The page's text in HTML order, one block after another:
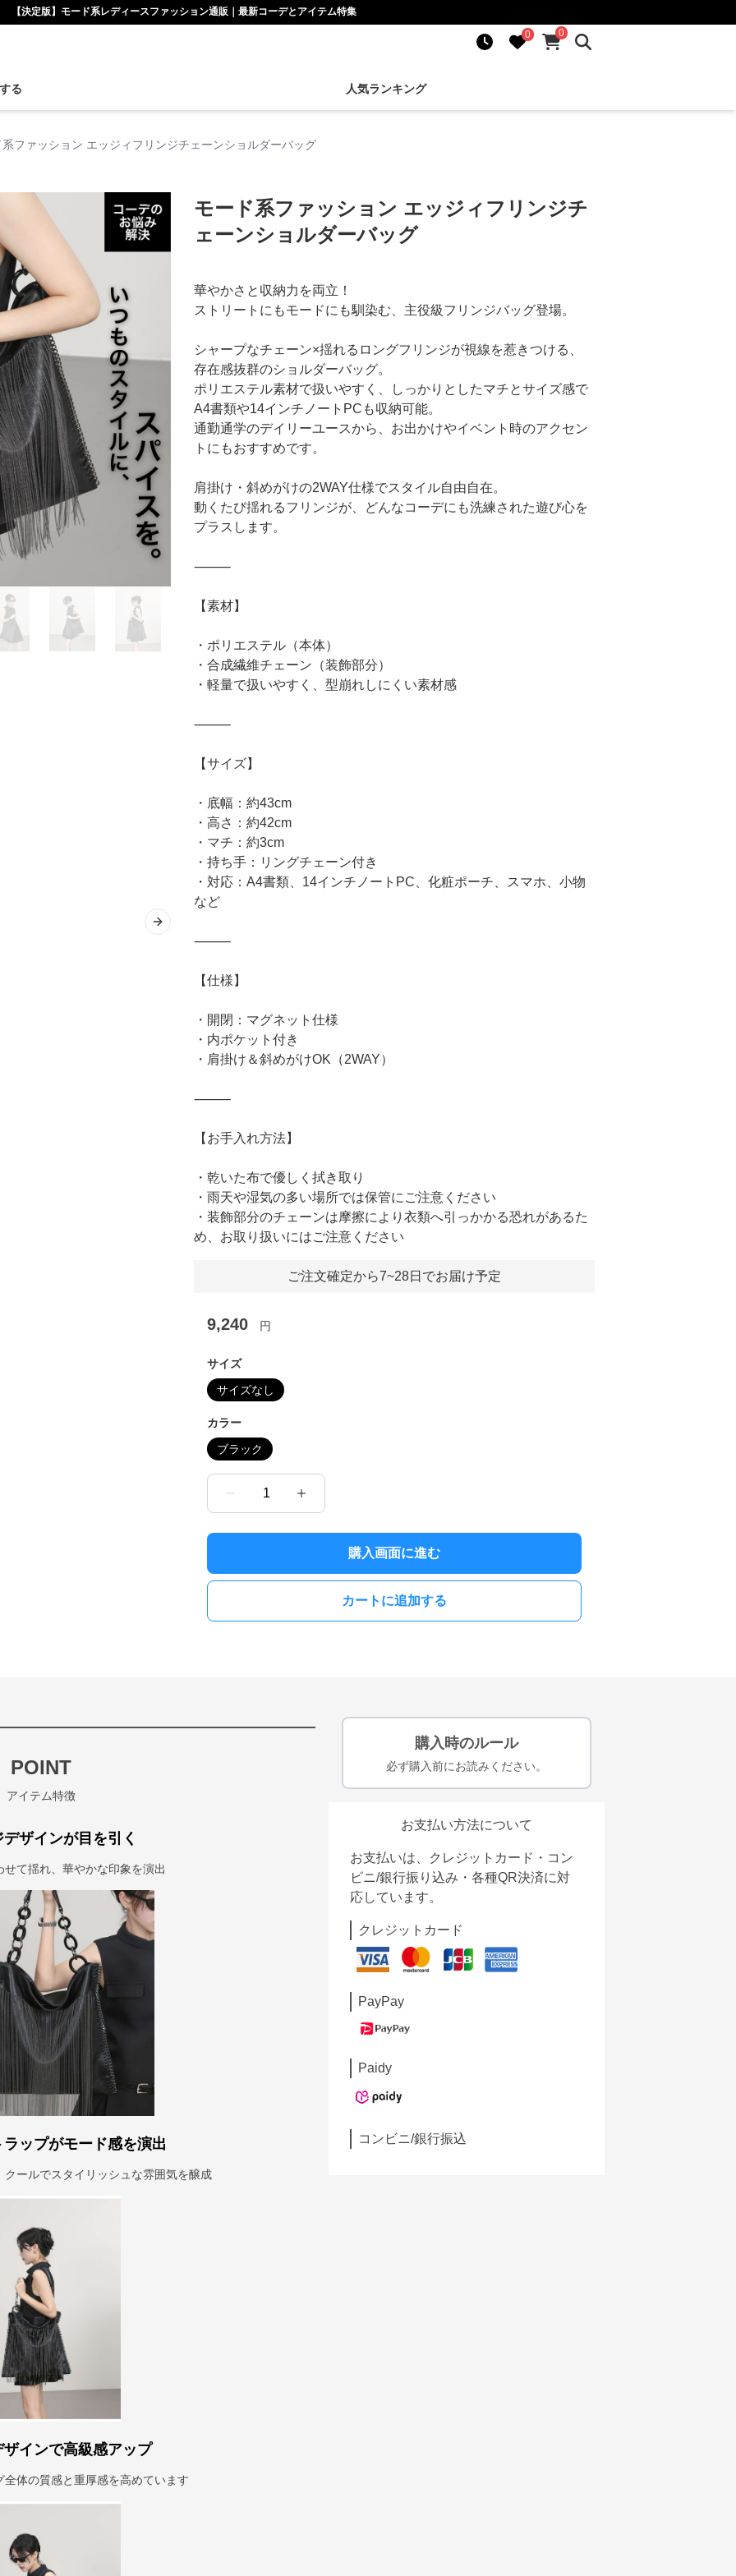
【決定版】モード系レディースファッション通販｜最新コーデとアイテム特集
0
0
る 人気ランキング
系ファッション エッジィフリンジチェーンショルダーバッグ
Next slide
モード系ファッション エッジィフリンジチ
ェーンショルダーバッグ
華やかさと収納力を両立！
ストリートにもモードにも馴染む、主役級フリンジバッグ登場。
シャープなチェーン×揺れるロングフリンジが視線を惹きつける、
存在感抜群のショルダーバッグ。
ポリエステル素材で扱いやすく、しっかりとしたマチとサイズ感で
A4書類や14インチノートPCも収納可能。
通勤通学のデイリーユースから、お出かけやイベント時のアクセン
トにもおすすめです。
肩掛け・斜めがけの2WAY仕様でスタイル自由自在。
動くたび揺れるフリンジが、どんなコーデにも洗練された遊び心を
プラスします。
⸻
【素材】
・ポリエステル（本体）
・合成繊維チェーン（装飾部分）
・軽量で扱いやすく、型崩れしにくい素材感
⸻
【サイズ】
・底幅：約43cm
・高さ：約42cm
・マチ：約3cm
・持ち手：リングチェーン付き
・対応：A4書類、14インチノートPC、化粧ポーチ、スマホ、小物
など
⸻
【仕様】
・開閉：マグネット仕様
・内ポケット付き
・肩掛け＆斜めがけOK（2WAY）
⸻
【お手入れ方法】
・乾いた布で優しく拭き取り
・雨天や湿気の多い場所では保管にご注意ください
・装飾部分のチェーンは摩擦により衣類へ引っかかる恐れがあるた
め、お取り扱いにはご注意ください
ご注文確定から7~28日でお届け予定
9,240 円
サイズ
サイズなし
カラー
ブラック
1
購入画面に進む
カートに追加する
POINT
アイテム特徴
デザインが目を引く
て揺れ、華やかな印象を演出
ップがモード感を演出
ールでスタイリッシュな雰囲気を醸成
インで高級感アップ
体の質感と重厚感を高めています
購入時のルール
必ず購入前にお読みください。
お支払い方法について
お支払いは、クレジットカード・コン
ビニ/銀行振り込み・各種QR決済に対
応しています。
クレジットカード
PayPay
Paidy
コンビニ/銀行振込